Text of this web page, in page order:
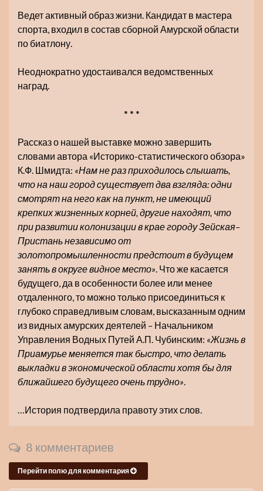
Ведет активный образ жизни. Кандидат в мастера
спорта, входил в состав сборной Амурской области
по биатлону.
Неоднократно удостаивался ведомственных
наград.
* * *
Рассказ о нашей выставке можно завершить
словами автора «Историко-статистического обзора»
К.Ф. Шмидта: «Нам не раз приходилось слышать,
что на наш город существует два взгляда: одни
смотрят на него как на пункт, не имеющий
крепких жизненных корней, другие находят, что
при развитии колонизации в крае городу Зейская–
Пристань независимо от
золотопромышленности предстоит в будущем
занять в округе видное место». Что же касается
будущего, да в особенности более или менее
отдаленного, то можно только присоединиться к
глубоко справедливым словам, высказанным одним
из видных амурских деятелей – Начальником
Управления Водных Путей А.П. Чубинским: «Жизнь в
Приамурье меняется так быстро, что делать
выкладки в экономической области хотя бы для
ближайшего будущего очень трудно».
…История подтвердила правоту этих слов.
8 комментариев
Перейти полю для комментария